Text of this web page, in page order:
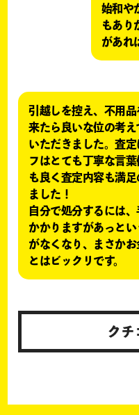
始和や
もあり
があれ
引越しを控え、不用
来たら良いな位の考え
いただきました。査定
フはとても丁寧な言
も良く査定内容も満足
ました！
自分で処分するには
かかりますがあっと
がなくなり、まさか
とはビックリです。
クチ